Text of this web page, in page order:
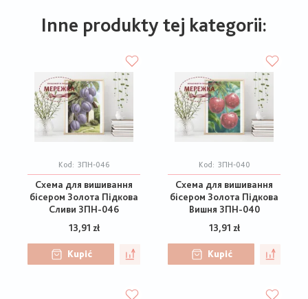
Inne produkty tej kategorii:
Kod: ЗПН-046
Схема для вишивання
бісером Золота Підкова
Сливи ЗПН-046
13,91 zł
Kupić
Kod: ЗПН-040
Схема для вишивання
бісером Золота Підкова
Вишня ЗПН-040
13,91 zł
Kupić